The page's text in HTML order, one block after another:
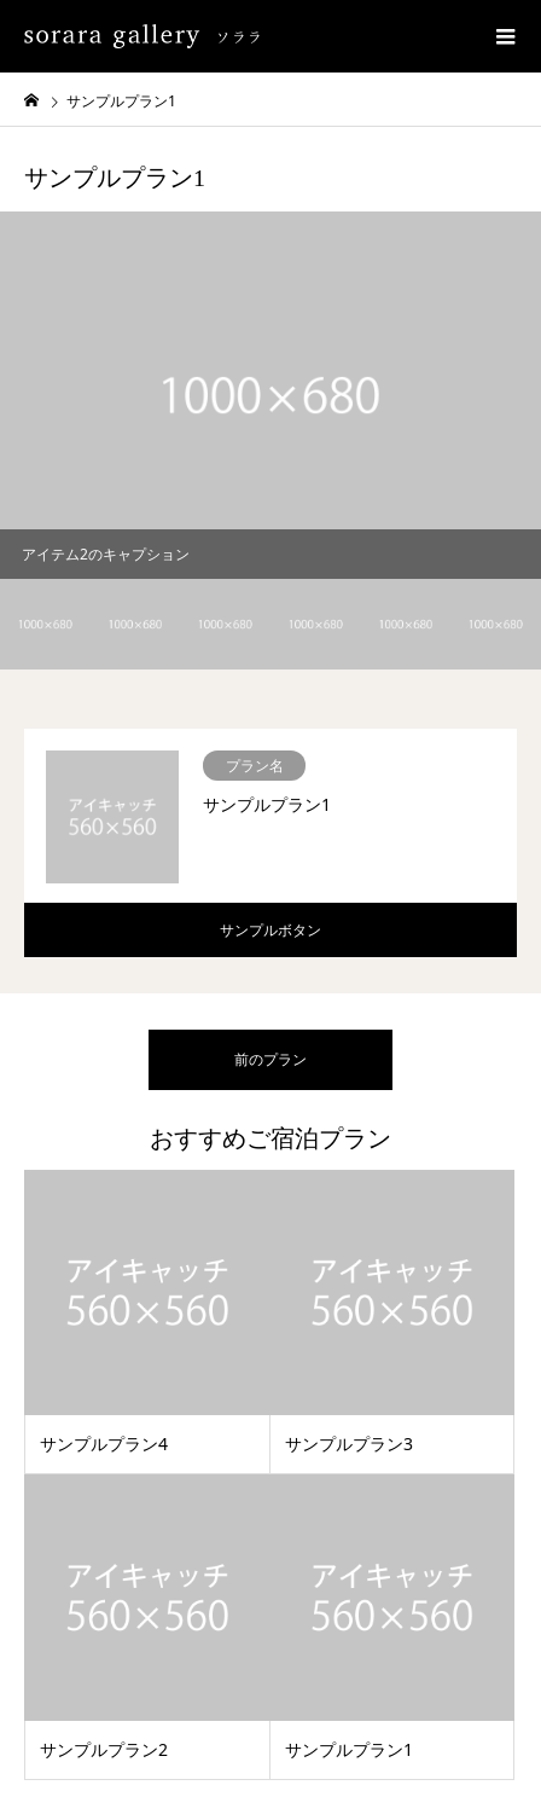
サンプルプラン1
サンプルプラン1
アイテム2のキャプション
プラン名
サンプルプラン1
サンプルボタン
前のプラン
おすすめご宿泊プラン
サンプルプラン4 サンプルプラン3
サンプルプラン2 サンプルプラン1